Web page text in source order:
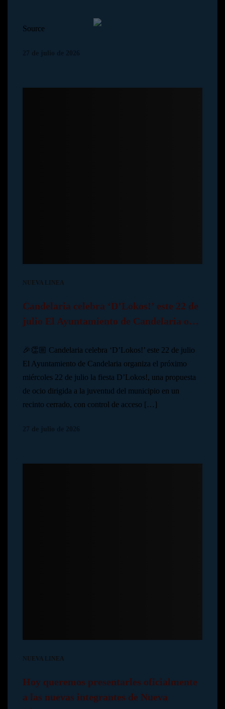
AVISO LEGAL
Source
NUEVA LINEA
Candelaria celebra ‘D’Lokos!’ este 22 de
julio El Ayuntamiento de Candelaria o…
🎉👏🏼 Candelaria celebra ‘D’Lokos!’ este 22 de julio
El Ayuntamiento de Candelaria organiza el próximo
miércoles 22 de julio la fiesta D’Lokos!, una propuesta
de ocio dirigida a la juventud del municipio en un
recinto cerrado, con control de acceso […]
NUEVA LINEA
Hoy queremos presentarles oficialmente
a las nuevas integrantes de Nueva